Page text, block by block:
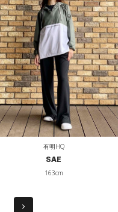
有明HQ
SAE
163cm